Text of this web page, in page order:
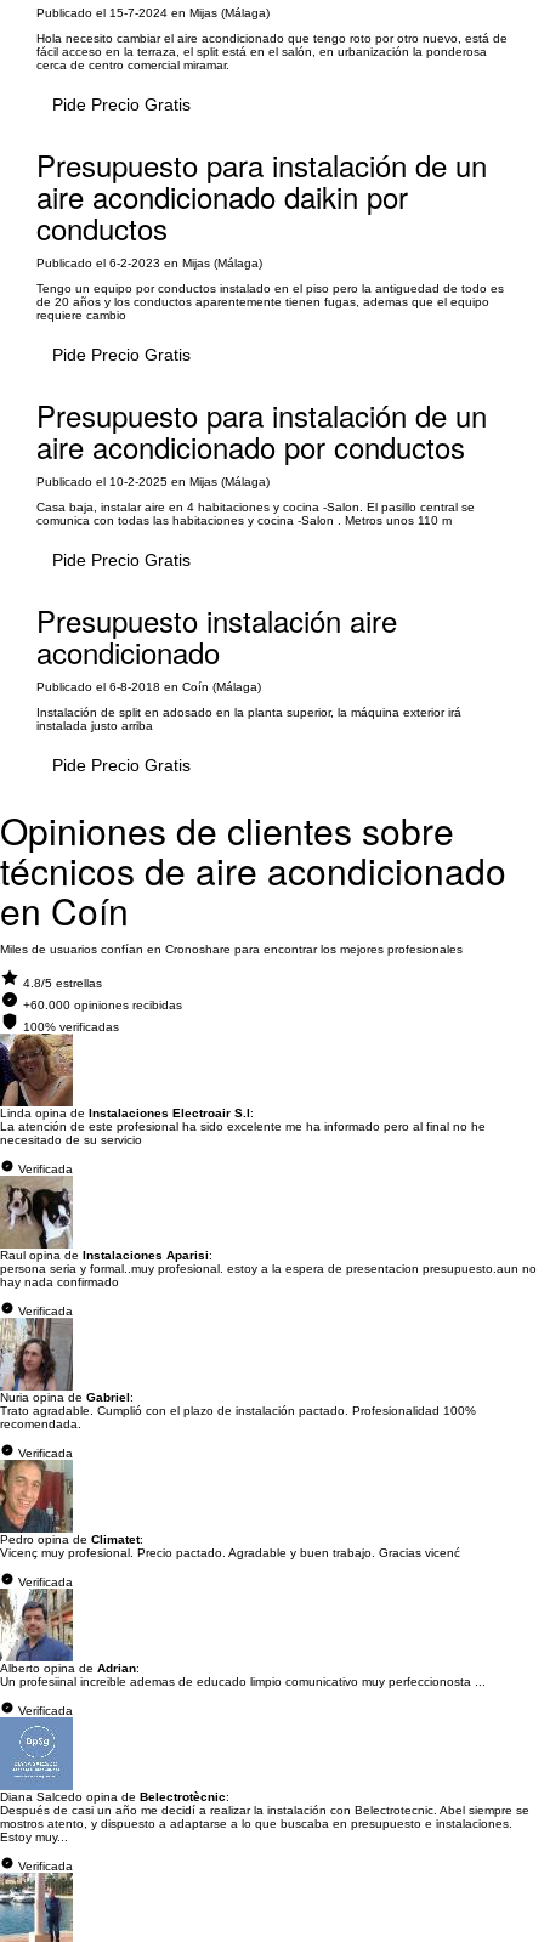
Publicado el 15-7-2024 en Mijas (Málaga)
Hola necesito cambiar el aire acondicionado que tengo roto por otro nuevo, está de
fácil acceso en la terraza, el split está en el salón, en urbanización la ponderosa
cerca de centro comercial miramar.
Pide Precio Gratis
Presupuesto para instalación de un
aire acondicionado daikin por
conductos
Publicado el 6-2-2023 en Mijas (Málaga)
Tengo un equipo por conductos instalado en el piso pero la antiguedad de todo es
de 20 años y los conductos aparentemente tienen fugas, ademas que el equipo
requiere cambio
Pide Precio Gratis
Presupuesto para instalación de un
aire acondicionado por conductos
Publicado el 10-2-2025 en Mijas (Málaga)
Casa baja, instalar aire en 4 habitaciones y cocina -Salon. El pasillo central se
comunica con todas las habitaciones y cocina -Salon . Metros unos 110 m
Pide Precio Gratis
Presupuesto instalación aire
acondicionado
Publicado el 6-8-2018 en Coín (Málaga)
Instalación de split en adosado en la planta superior, la máquina exterior irá
instalada justo arriba
Pide Precio Gratis
Opiniones de clientes sobre
técnicos de aire acondicionado
en Coín
Miles de usuarios confían en Cronoshare para encontrar los mejores profesionales
4.8/5 estrellas
+60.000 opiniones recibidas
100% verificadas
Linda opina de Instalaciones Electroair S.l:
La atención de este profesional ha sido excelente me ha informado pero al final no he
necesitado de su servicio
Verificada
Raul opina de Instalaciones Aparisi:
persona seria y formal..muy profesional. estoy a la espera de presentacion presupuesto.aun no
hay nada confirmado
Verificada
Nuria opina de Gabriel:
Trato agradable. Cumplió con el plazo de instalación pactado. Profesionalidad 100%
recomendada.
Verificada
Pedro opina de Climatet:
Vicenç muy profesional. Precio pactado. Agradable y buen trabajo. Gracias vicenć
Verificada
Alberto opina de Adrian:
Un profesiinal increible ademas de educado limpio comunicativo muy perfeccionosta ...
Verificada
Diana Salcedo opina de Belectrotècnic:
Después de casi un año me decidí a realizar la instalación con Belectrotecnic. Abel siempre se
mostros atento, y dispuesto a adaptarse a lo que buscaba en presupuesto e instalaciones.
Estoy muy...
Verificada